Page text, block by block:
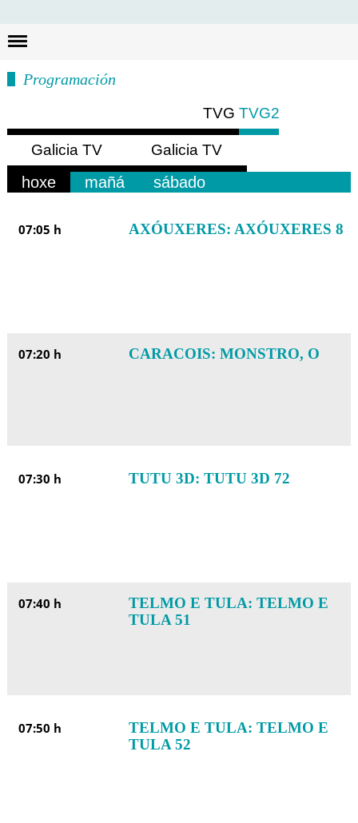
Programación
TVG TVG2
Galicia TV
Europa
Galicia TV
América
hoxe mañá sábado
07:05 h AXÓUXERES: AXÓUXERES 8
07:20 h CARACOIS: MONSTRO, O
07:30 h TUTU 3D: TUTU 3D 72
07:40 h
TELMO E TULA: TELMO E
TULA 51
07:50 h
TELMO E TULA: TELMO E
TULA 52